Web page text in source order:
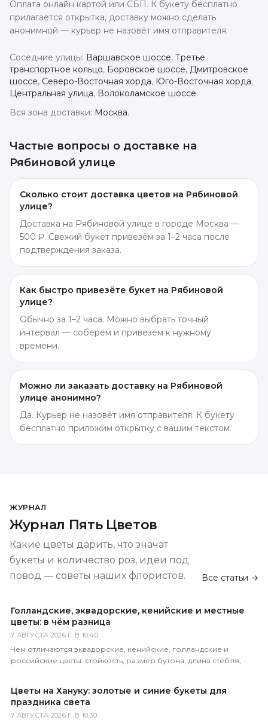
Оплата онлайн картой или СБП. К букету бесплатно
прилагается открытка, доставку можно сделать
анонимной — курьер не назовёт имя отправителя.
Соседние улицы: Варшавское шоссе, Третье
транспортное кольцо, Боровское шоссе, Дмитровское
шоссе, Северо-Восточная хорда, Юго-Восточная хорда,
Центральная улица, Волоколамское шоссе.
Вся зона доставки: Москва.
Частые вопросы о доставке на
Рябиновой улице
Сколько стоит доставка цветов на Рябиновой
улице?
Доставка на Рябиновой улице в городе Москва —
500 ₽. Свежий букет привезём за 1–2 часа после
подтверждения заказа.
Как быстро привезёте букет на Рябиновой
улице?
Обычно за 1–2 часа. Можно выбрать точный
интервал — соберём и привезём к нужному
времени.
Можно ли заказать доставку на Рябиновой
улице анонимно?
Да. Курьер не назовёт имя отправителя. К букету
бесплатно приложим открытку с вашим текстом.
ЖУРНАЛ
Журнал Пять Цветов
Какие цветы дарить, что значат
букеты и количество роз, идеи под
повод — советы наших флористов.
Все статьи →
Голландские, эквадорские, кенийские и местные
цветы: в чём разница
7 АВГУСТА 2026 Г. В 10:40
Чем отличаются эквадорские, кенийские, голландские и
российские цветы: стойкость, размер бутона, длина стебля,
Цветы на Хануку: золотые и синие букеты для
праздника света
7 АВГУСТА 2026 Г. В 10:30